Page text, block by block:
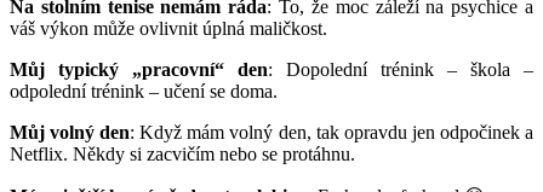
Na stolním tenise nemám ráda: To, že moc záleží na psychice a
váš výkon může ovlivnit úplná maličkost.
Můj typický „pracovní“ den: Dopolední trénink – škola –
odpolední trénink – učení se doma.
Můj volný den: Když mám volný den, tak opravdu jen odpočinek a
Netflix. Někdy si zacvičím nebo se protáhnu.